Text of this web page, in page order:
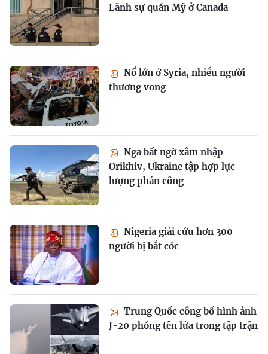
Lãnh sự quán Mỹ ở Canada
Nổ lớn ở Syria, nhiều người
thương vong
Nga bất ngờ xâm nhập
Orikhiv, Ukraine tập hợp lực
lượng phản công
Nigeria giải cứu hơn 300
người bị bắt cóc
Trung Quốc công bố hình ảnh
J-20 phóng tên lửa trong tập trận